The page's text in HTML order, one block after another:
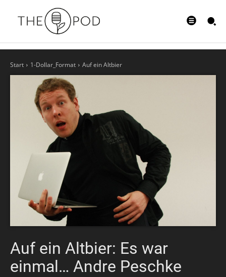
Start 1-Dollar_Format Auf ein Altbier
Auf ein Altbier: Es war
einmal… Andre Peschke